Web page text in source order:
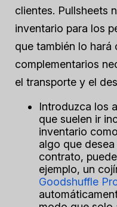
clientes. Pullsheets
inventario para los
que también lo hará
complementarios
el transporte y el
Introduzca los
que suelen ir
inventario
algo que
contrato,
ejemplo, un
Goodshuffle